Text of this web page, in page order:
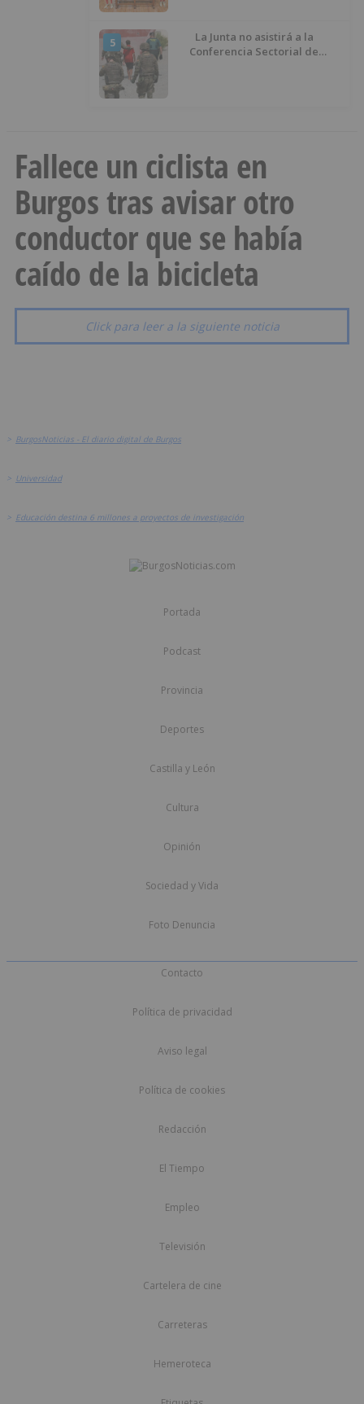
5
La Junta no asistirá a la
Conferencia Sectorial de
Fallece un ciclista en
Burgos tras avisar otro
conductor que se había
caído de la bicicleta
Click para leer a la siguiente noticia
> BurgosNoticias - El diario digital de Burgos
> Universidad
> Educación destina 6 millones a proyectos de investigación
Portada
Podcast
Provincia
Deportes
Castilla y León
Cultura
Opinión
Sociedad y Vida
Foto Denuncia
Contacto
Política de privacidad
Aviso legal
Política de cookies
Redacción
El Tiempo
Empleo
Televisión
Cartelera de cine
Carreteras
Hemeroteca